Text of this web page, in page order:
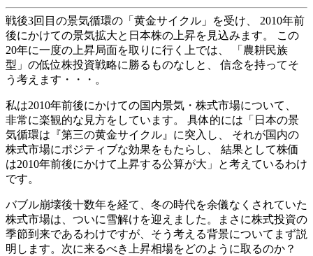
戦後3回目の景気循環の「黄金サイクル」を受け、 2010年前
後にかけての景気拡大と日本株の上昇を見込みます。 この
20年に一度の上昇局面を取りに行く上では、 「農耕民族
型」の低位株投資戦略に勝るものなしと、 信念を持ってそ
う考えます・・・。
私は2010年前後にかけての国内景気・株式市場について、
非常に楽観的な見方をしています。 具体的には「日本の景
気循環は『第三の黄金サイクル』に突入し、 それが国内の
株式市場にポジティブな効果をもたらし、 結果として株価
は2010年前後にかけて上昇する公算が大」と考えているわけ
です。
バブル崩壊後十数年を経て、冬の時代を余儀なくされていた
株式市場は、ついに雪解けを迎えました。まさに株式投資の
季節到来であるわけですが、そう考える背景についてまず説
明します。次に来るべき上昇相場をどのように取るのか？